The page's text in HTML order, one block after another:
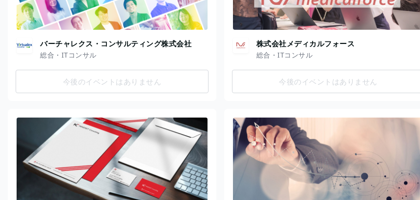
バーチャレクス・コンサルティング株式会社
総合・ITコンサル
今後のイベントはありません
株式会社メディカルフォース
総合・ITコンサル
今後のイベントはありません